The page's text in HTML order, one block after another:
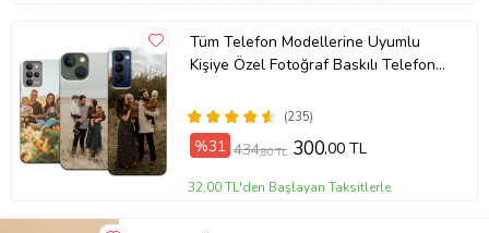
Tüm Telefon Modellerine Uyumlu
Kişiye Özel Fotoğraf Baskılı Telefon
(235)
%31 434,80 TL 300,00 TL
32,00 TL'den Başlayan Taksitlerle